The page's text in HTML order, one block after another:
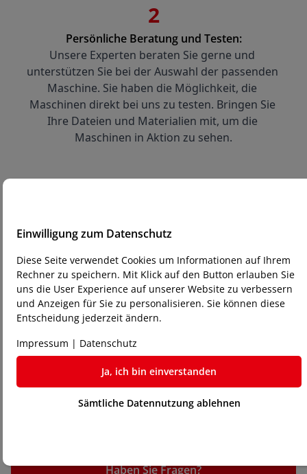
2
Persönliche Beratung und Testen:
Unsere Experten beraten Sie gerne und
unterstützen Sie bei der Auswahl der passenden
Maschine. Sie haben die Möglichkeit, die
Maschinen direkt bei uns zu testen. Bringen Sie
Ihre Dateien und Materialien mit, um die
Maschinen in Aktion zu sehen.
3
Kauf und Gewährleistung:
Wenn Sie Ihre Wahl getroffen haben, führen wir
den Kaufprozess durch. Jede unserer gebrauchten
Maschinen wird mit einer 6-monatigen
Gewährleistung geliefert, damit Sie Ihren Kauf
sorgenfrei tätigen können.
Haben Sie Fragen?
Einwilligung zum Datenschutz
Diese Seite verwendet Cookies um Informationen auf Ihrem
Rechner zu speichern. Mit Klick auf den Button erlauben Sie
uns die User Experience auf unserer Website zu verbessern
und Anzeigen für Sie zu personalisieren. Sie können diese
Entscheidung jederzeit ändern.
Impressum | Datenschutz
Ja, ich bin einverstanden
Sämtliche Datennutzung ablehnen